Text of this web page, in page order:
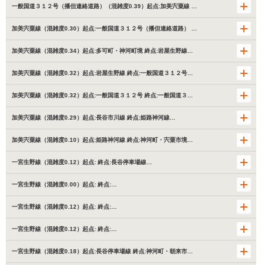
一般国道３１２号（播但連絡道路）（混雑度0.39）起点:加美宍粟線 …
加美宍粟線（混雑度0.30）起点:一般国道３１２号（播但連絡道路） …
加美宍粟線（混雑度0.34）起点:多可町・神河町境 終点:岩屋生野線…
加美宍粟線（混雑度0.32）起点:岩屋生野線 終点:一般国道３１２号…
加美宍粟線（混雑度0.32）起点:一般国道３１２号 終点:一般国道３…
加美宍粟線（混雑度0.29）起点:長谷市川線 終点:姫路神河線…
加美宍粟線（混雑度0.10）起点:姫路神河線 終点:神河町・宍粟市境…
一宮生野線（混雑度0.12）起点: 終点:長谷停車場線…
一宮生野線（混雑度0.00）起点: 終点:…
一宮生野線（混雑度0.12）起点: 終点:…
一宮生野線（混雑度0.12）起点: 終点:…
一宮生野線（混雑度0.18）起点:長谷停車場線 終点:神河町・朝来市…